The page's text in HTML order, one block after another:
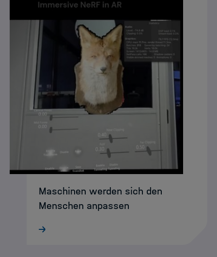
Maschinen werden sich den
Menschen anpassen
Was heute noch wie Science-Fiction